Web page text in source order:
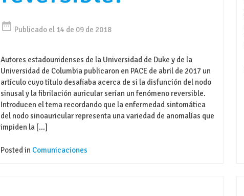
date_range Publicado el 14 de 09 de 2018
Autores estadounidenses de la Universidad de Duke y de la
Universidad de Columbia publicaron en PACE de abril de 2017 un
artículo cuyo título desafiaba acerca de si la disfunción del nodo
sinusal y la fibrilación auricular serían un fenómeno reversible.
Introducen el tema recordando que la enfermedad sintomática
del nodo sinoauricular representa una variedad de anomalías que
impiden la […]
Posted in Comunicaciones